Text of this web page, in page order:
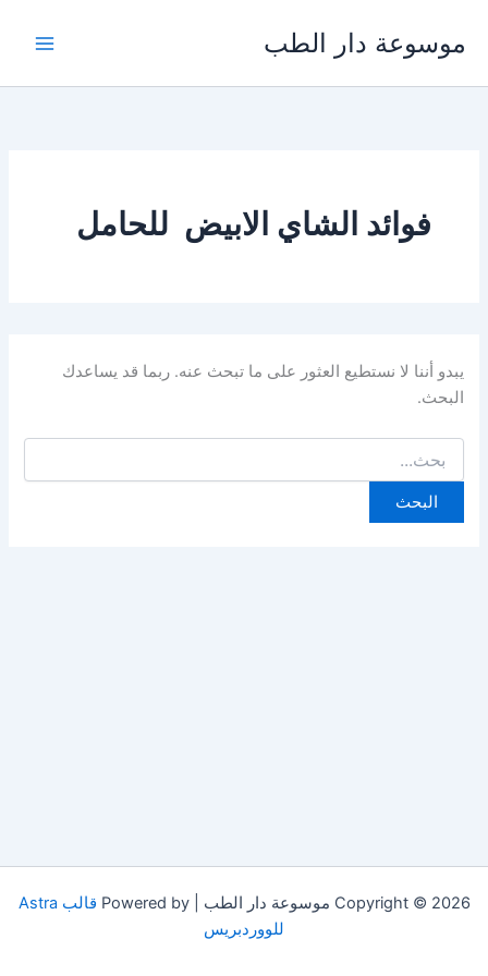
المحتوى
موسوعة دار الطب
فوائد الشاي الابيض للحامل
يبدو أننا لا نستطيع العثور على ما تبحث عنه. ربما قد يساعدك
البحث.
عن:
Copyright © 2026 موسوعة دار الطب | Powered by
قالب Astra
للووردبريس